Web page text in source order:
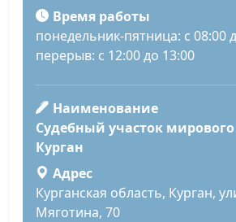
Время работы
понедельник-пятница: с 08:00
перерыв: с 12:00 до 13:00
Наименование
Судебный участок
Курган
Адрес
Курганская область, Курган,
Мяготина, 70